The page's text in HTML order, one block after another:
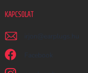
KAPCSOLAT
irjon @ earplugs.hu
Facebook